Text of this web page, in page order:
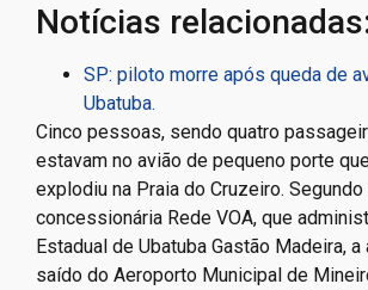
Notícias
SP: piloto morre após queda de
Ubatuba.
Cinco pessoas, sendo quatro
estavam no avião de pequeno porte
explodiu na Praia do Cruzeiro. Segundo
concessionária Rede VOA, que
Estadual de Ubatuba Gastão Madeira, a
saído do Aeroporto Municipal de